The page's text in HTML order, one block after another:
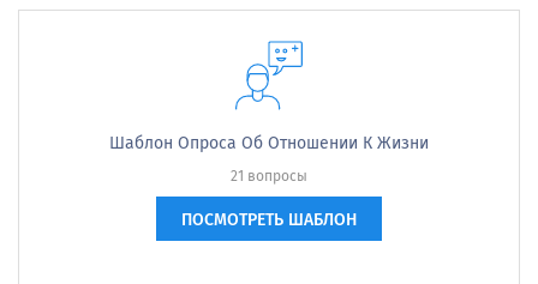
Шаблон Опроса Об Отношении К Жизни
21 вопросы
ПОСМОТРЕТЬ ШАБЛОН